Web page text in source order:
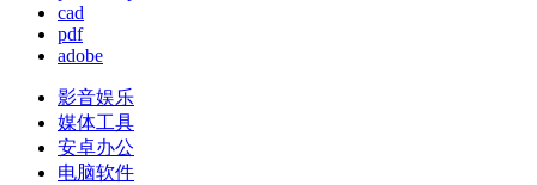
cad
pdf
adobe
影音娱乐
媒体工具
安卓办公
电脑软件